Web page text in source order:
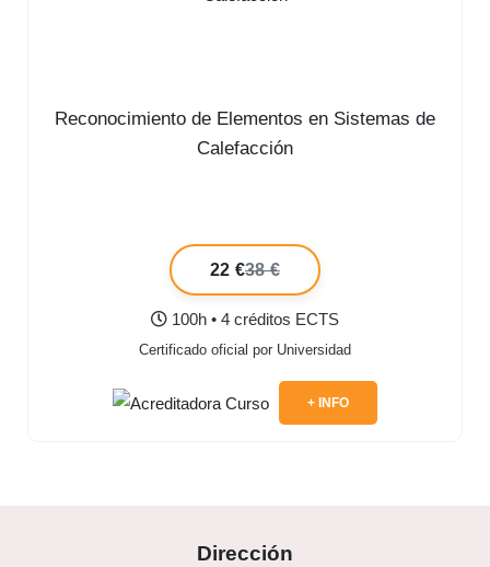
Reconocimiento de Elementos en Sistemas de
Calefacción
22 €38 €
100h • 4 créditos ECTS
Certificado oficial por Universidad
+ INFO
Dirección